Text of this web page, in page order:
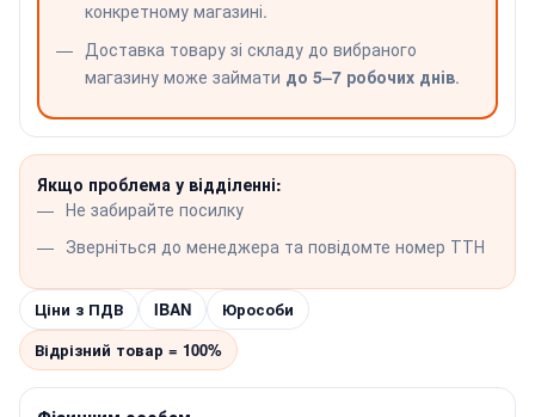
конкретному магазині.
Доставка товару зі складу до вибраного
магазину може займати до 5–7 робочих днів.
Якщо проблема у відділенні:
Не забирайте посилку
Зверніться до менеджера та повідомте номер ТТН
Ціни з ПДВ IBAN
Юрособи
Відрізний товар = 100%